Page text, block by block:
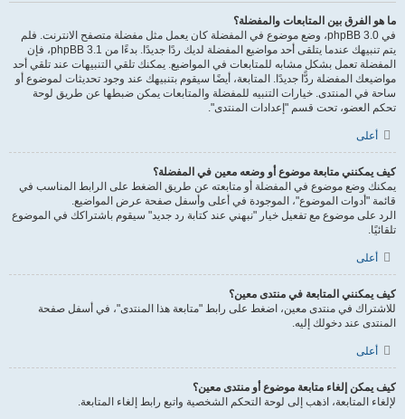
ما هو الفرق بين المتابعات والمفضلة؟
في phpBB 3.0، وضع موضوع في المفضلة كان يعمل مثل مفضلة متصفح الانترنت. فلم
يتم تنبيهك عندما يتلقى أحد مواضيع المفضلة لديك ردًا جديدًا. بدءًا من phpBB 3.1، فإن
المفضلة تعمل بشكل مشابه للمتابعات في المواضيع. يمكنك تلقي التنبيهات عند تلقي أحد
مواضيعك المفضلة ردًّا جديدًا. المتابعة، أيضًا سيقوم بتنبيهك عند وجود تحديثات لموضوع أو
ساحة في المنتدى. خيارات التنبيه للمفضلة والمتابعات يمكن ضبطها عن طريق لوحة
تحكم العضو، تحت قسم "إعدادات المنتدى".
أعلى
كيف يمكنني متابعة موضوع أو وضعه معين في المفضلة؟
يمكنك وضع موضوع في المفضلة أو متابعته عن طريق الضغط على الرابط المناسب في
قائمة "أدوات الموضوع"، الموجودة في أعلى وأسفل صفحة عرض المواضيع.
الرد على موضوع مع تفعيل خيار "نبهني عند كتابة رد جديد" سيقوم باشتراكك في الموضوع
تلقائيًا.
أعلى
كيف يمكنني المتابعة في منتدى معين؟
للاشتراك في منتدى معين، اضغط على رابط "متابعة هذا المنتدى"، في أسفل صفحة
المنتدى عند دخولك إليه.
أعلى
كيف يمكن إلغاء متابعة موضوع أو منتدى معين؟
لإلغاء المتابعة، اذهب إلى لوحة التحكم الشخصية واتبع رابط إلغاء المتابعة.